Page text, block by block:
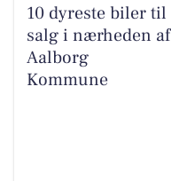
10 dyreste biler til
salg i nærheden af
Aalborg
Kommune